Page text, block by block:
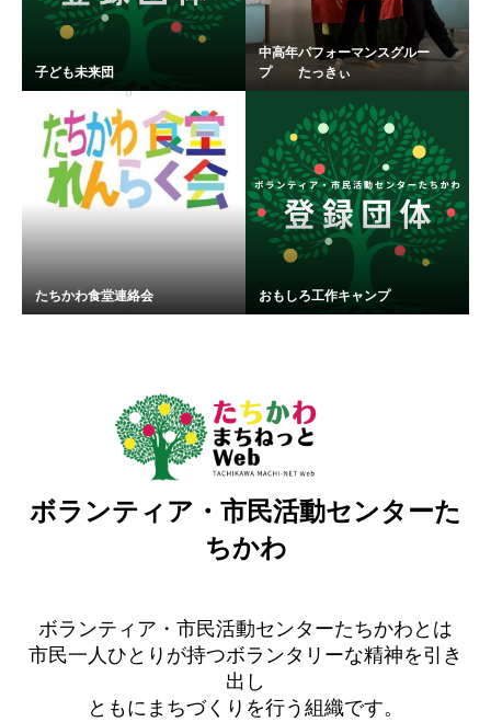
子ども未来団
中高年パフォーマンスグルー
プ たっきぃ
たちかわ食堂連絡会 おもしろ工作キャンプ
ボランティア・市民活動センターた
ちかわ
ボランティア・市民活動センターたちかわとは
市民一人ひとりが持つボランタリーな精神を引き
出し
ともにまちづくりを行う組織です。